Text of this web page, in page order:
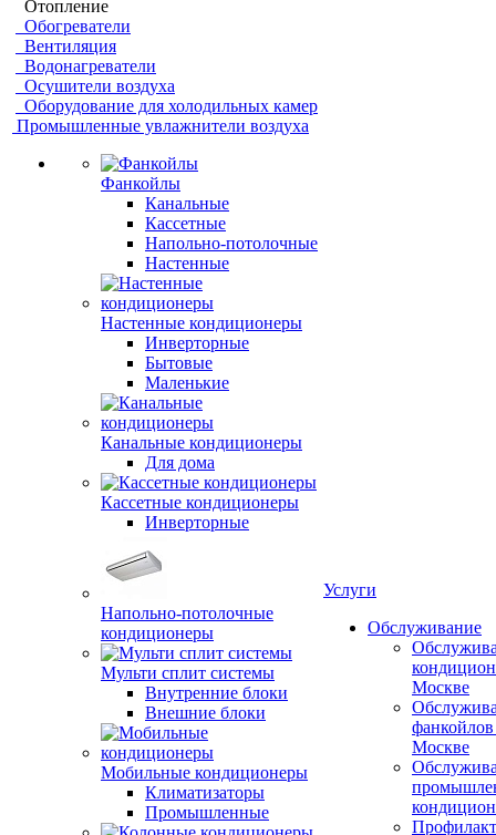
Отопление
Обогреватели
Вентиляция
Водонагреватели
Осушители воздуха
Оборудование для холодильных камер
Промышленные увлажнители воздуха
Фанкойлы
Канальные
Кассетные
Напольно-потолочные
Настенные
Настенные кондиционеры
Инверторные
Бытовые
Маленькие
Канальные кондиционеры
Для дома
Кассетные кондиционеры
Инверторные
Напольно-потолочные
кондиционеры
Мульти сплит системы
Внутренние блоки
Внешние блоки
Мобильные кондиционеры
Климатизаторы
Промышленные
Услуги
Обслуживание
Москве
Москве